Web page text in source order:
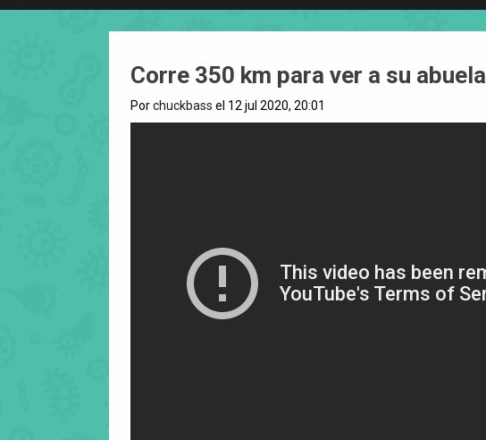
Corre 350 km para ver a su abuela
Porchuckbass el 12 jul 2020, 20:01